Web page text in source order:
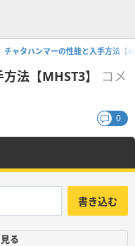
チャタハンマーの性能と入手方法【
法【MHST3】
コメ
0
書き込む
る